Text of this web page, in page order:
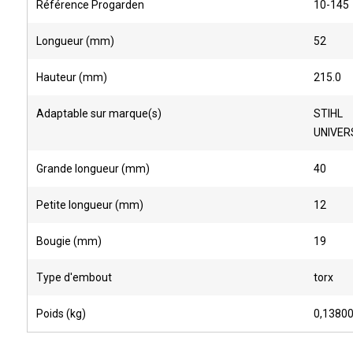
Référence Progarden 10-145
Longueur (mm) 52
Hauteur (mm) 215.0
Adaptable sur marque(s)
STIHL
Grande longueur (mm) 40
Petite longueur (mm) 12
Bougie (mm) 19
Type d'embout torx
Poids (kg)